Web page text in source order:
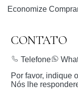
Economize
CONTATO
Telefone
Por favor, indique
Nós lhe